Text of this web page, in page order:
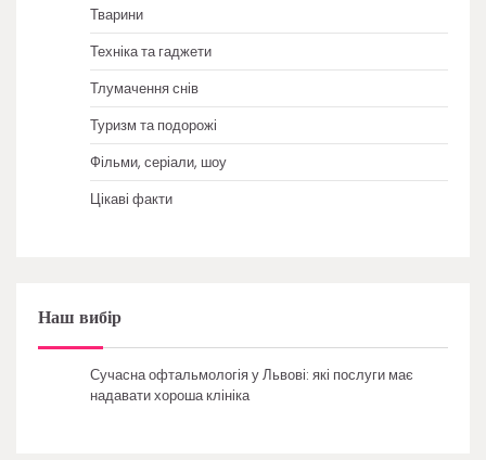
Тварини
Техніка та гаджети
Тлумачення снів
Туризм та подорожі
Фільми, серіали, шоу
Цікаві факти
Наш вибір
Сучасна офтальмологія у Львові: які послуги має
надавати хороша клініка